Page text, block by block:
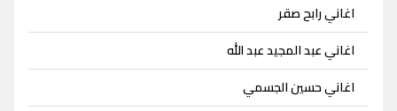
اغاني رابح صقر
اغاني عبد المجيد عبد الله
اغاني حسين الجسمي